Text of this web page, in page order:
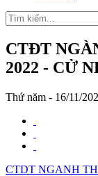
CTĐT
2022 - CỬ
Thứ năm - 16/11/
CTDT NGANH